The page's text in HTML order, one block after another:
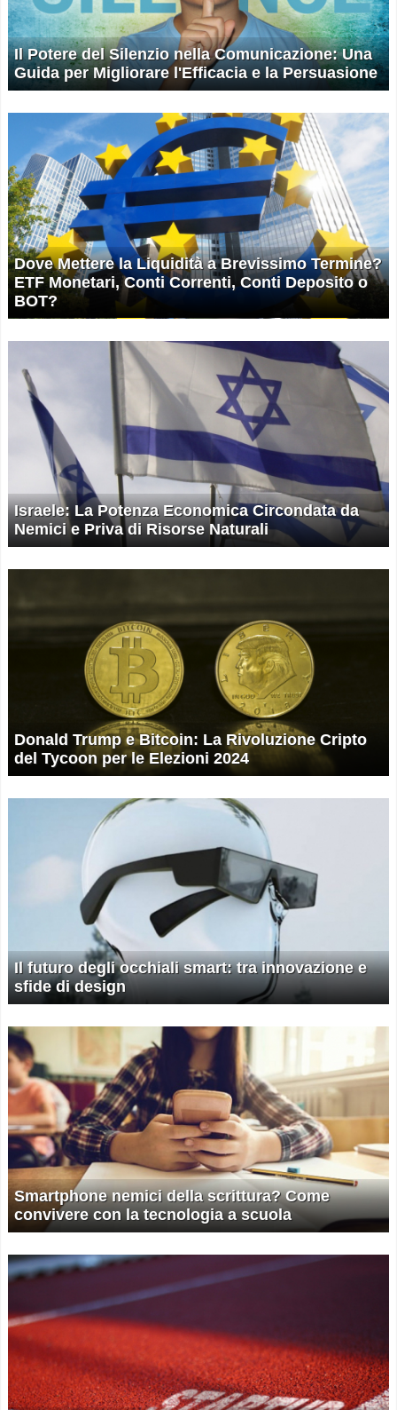
Il Potere del Silenzio nella Comunicazione: Una
Guida per Migliorare l'Efficacia e la Persuasione
Dove Mettere la Liquidità a Brevissimo Termine?
ETF Monetari, Conti Correnti, Conti Deposito o
BOT?
Israele: La Potenza Economica Circondata da
Nemici e Priva di Risorse Naturali
Donald Trump e Bitcoin: La Rivoluzione Cripto
del Tycoon per le Elezioni 2024
Il futuro degli occhiali smart: tra innovazione e
sfide di design
Smartphone nemici della scrittura? Come
convivere con la tecnologia a scuola